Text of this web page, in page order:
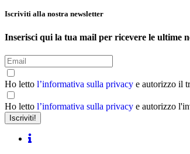
Iscriviti alla nostra newsletter
Inserisci qui la tua mail per ricevere le ultime
Ho letto l’informativa sulla privacy e autorizzo il
Ho letto l’informativa sulla privacy e autorizzo